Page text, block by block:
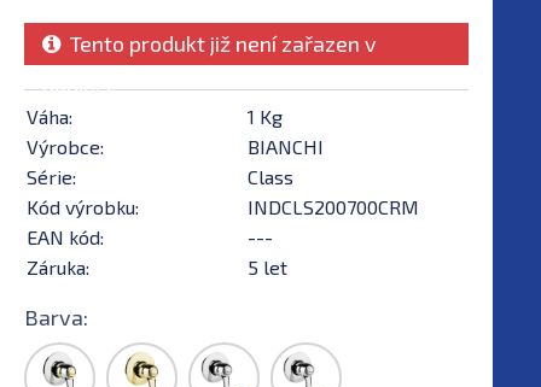
Tento produkt již není zařazen v
nabídce
Váha:
1 Kg
Výrobce:
BIANCHI
Série:
Class
Kód výrobku:
INDCLS200700CRM
EAN kód:
---
Záruka:
5 let
Barva: